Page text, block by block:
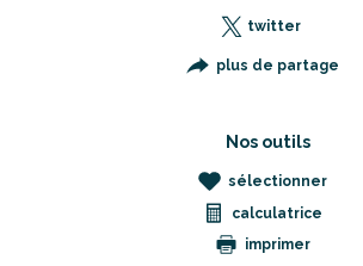
twitter
plus de partage
Nos outils
sélectionner
calculatrice
imprimer